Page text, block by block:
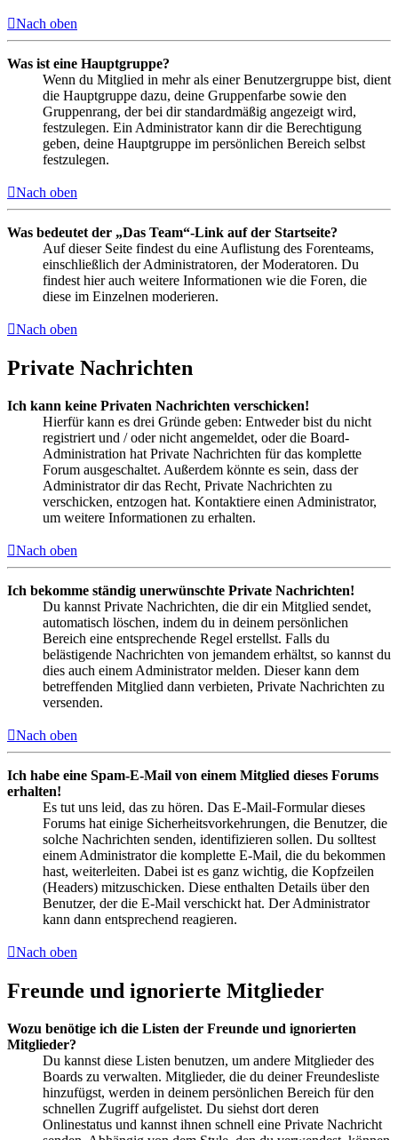
Nach oben
Was ist eine Hauptgruppe?
Wenn du Mitglied in mehr als einer Benutzergruppe bist, dient
die Hauptgruppe dazu, deine Gruppenfarbe sowie den
Gruppenrang, der bei dir standardmäßig angezeigt wird,
festzulegen. Ein Administrator kann dir die Berechtigung
geben, deine Hauptgruppe im persönlichen Bereich selbst
festzulegen.
Nach oben
Was bedeutet der „Das Team“-Link auf der Startseite?
Auf dieser Seite findest du eine Auflistung des Forenteams,
einschließlich der Administratoren, der Moderatoren. Du
findest hier auch weitere Informationen wie die Foren, die
diese im Einzelnen moderieren.
Nach oben
Private Nachrichten
Ich kann keine Privaten Nachrichten verschicken!
Hierfür kann es drei Gründe geben: Entweder bist du nicht
registriert und / oder nicht angemeldet, oder die Board-
Administration hat Private Nachrichten für das komplette
Forum ausgeschaltet. Außerdem könnte es sein, dass der
Administrator dir das Recht, Private Nachrichten zu
verschicken, entzogen hat. Kontaktiere einen Administrator,
um weitere Informationen zu erhalten.
Nach oben
Ich bekomme ständig unerwünschte Private Nachrichten!
Du kannst Private Nachrichten, die dir ein Mitglied sendet,
automatisch löschen, indem du in deinem persönlichen
Bereich eine entsprechende Regel erstellst. Falls du
belästigende Nachrichten von jemandem erhältst, so kannst du
dies auch einem Administrator melden. Dieser kann dem
betreffenden Mitglied dann verbieten, Private Nachrichten zu
versenden.
Nach oben
Ich habe eine Spam-E-Mail von einem Mitglied dieses Forums
erhalten!
Es tut uns leid, das zu hören. Das E-Mail-Formular dieses
Forums hat einige Sicherheitsvorkehrungen, die Benutzer, die
solche Nachrichten senden, identifizieren sollen. Du solltest
einem Administrator die komplette E-Mail, die du bekommen
hast, weiterleiten. Dabei ist es ganz wichtig, die Kopfzeilen
(Headers) mitzuschicken. Diese enthalten Details über den
Benutzer, der die E-Mail verschickt hat. Der Administrator
kann dann entsprechend reagieren.
Nach oben
Freunde und ignorierte Mitglieder
Wozu benötige ich die Listen der Freunde und ignorierten
Mitglieder?
Du kannst diese Listen benutzen, um andere Mitglieder des
Boards zu verwalten. Mitglieder, die du deiner Freundesliste
hinzufügst, werden in deinem persönlichen Bereich für den
schnellen Zugriff aufgelistet. Du siehst dort deren
Onlinestatus und kannst ihnen schnell eine Private Nachricht